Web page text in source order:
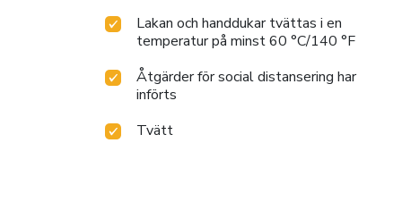
Lakan och handdukar tvättas i en
temperatur på minst 60 °C/140 °F
Åtgärder för social distansering har
införts
Tvätt